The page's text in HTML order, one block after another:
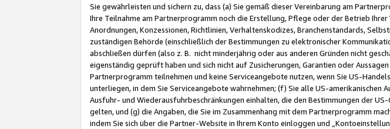
Sie gewährleisten und sichern zu, dass (a) Sie gemäß dieser Vereinbarung am
Ihre Teilnahme am Partnerprogramm noch die Erstellung, Pflege oder der Betrieb
Anordnungen, Konzessionen, Richtlinien, Verhaltenskodizes, Branchenstandards,
zuständigen Behörde (einschließlich der Bestimmungen zu elektronischer
abschließen dürfen (also z. B. nicht minderjährig oder aus anderen Gründen nicht
eigenständig geprüft haben und sich nicht auf Zusicherungen, Garantien oder
Partnerprogramm teilnehmen und keine Serviceangebote nutzen, wenn Sie US-
unterliegen, in dem Sie Serviceangebote wahrnehmen; (f) Sie alle US-
Ausfuhr- und Wiederausfuhrbeschränkungen einhalten, die den Bestimmungen der
gelten, und (g) die Angaben, die Sie im Zusammenhang mit dem Partnerprogramm
indem Sie sich über die Partner-Website in Ihrem Konto einloggen und